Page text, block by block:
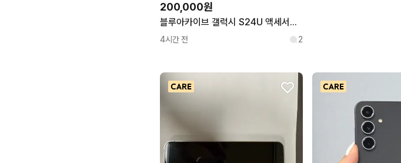
200,000원
블루아카이브 갤럭시 S24U 액세서리 에디션
4시간 전 2